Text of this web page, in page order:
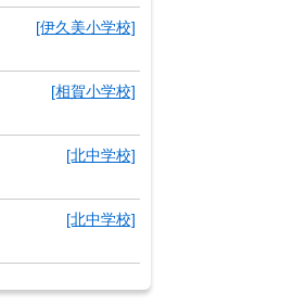
[伊久美小学校]
[相賀小学校]
[北中学校]
[北中学校]